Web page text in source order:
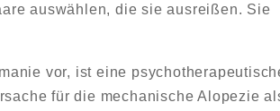
auswählen, die sie ausreißen. Sie
vor, ist eine
für die mechanische Alopezie